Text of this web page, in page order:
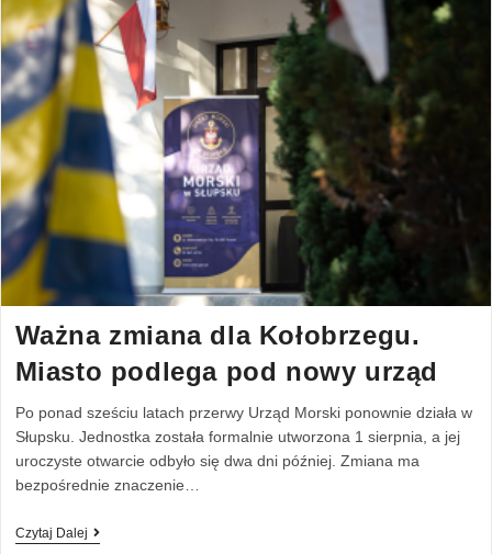
Ważna zmiana dla Kołobrzegu.
Miasto podlega pod nowy urząd
Po ponad sześciu latach przerwy Urząd Morski ponownie działa w
Słupsku. Jednostka została formalnie utworzona 1 sierpnia, a jej
uroczyste otwarcie odbyło się dwa dni później. Zmiana ma
bezpośrednie znaczenie…
Czytaj Dalej